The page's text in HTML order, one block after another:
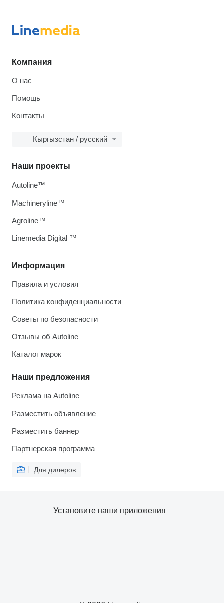
Компания
О нас
Помощь
Контакты
Кыргызстан / русский
Информация
Правила и условия
Политика конфиденциальности
Советы по безопасности
Отзывы об Autoline
Каталог марок
Наши предложения
Реклама на Autoline
Разместить объявление
Разместить баннер
Партнерская программа
Для дилеров
Наши проекты
Autoline™
Machineryline™
Agroline™
Linemedia Digital ™
Установите наши приложения